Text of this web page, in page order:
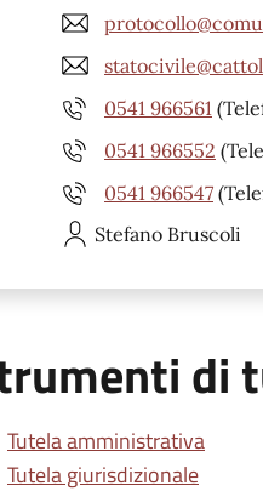
0541 966561
0541 966552
0541 966547
Stefano Bruscoli
di
Tutela amministrativa
Tutela giurisdizionale